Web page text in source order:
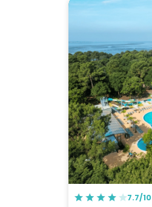
7.7/10